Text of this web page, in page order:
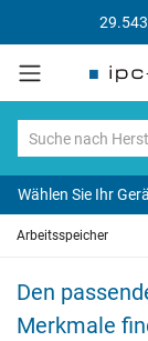
Wählen Sie Ihr
Arbeitsspeicher
Den
Merkmale